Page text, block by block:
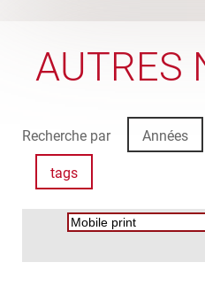
AUTRES
Recherche par Années
tags